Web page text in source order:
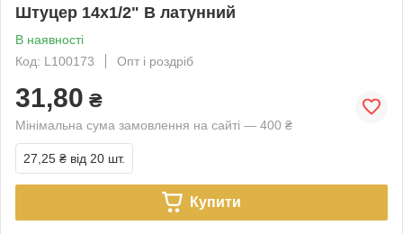
Штуцер 14х1/2" В латунний
В наявності
Код: L100173
Опт і роздріб
31,80 ₴
Мінімальна сума замовлення на сайті — 400 ₴
27,25 ₴ від 20 шт.
Купити